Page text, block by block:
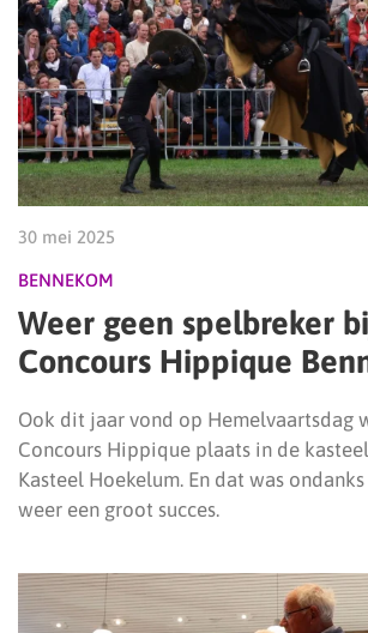
30 mei 2025
BENNEKOM
Weer geen spelbreker
Concours Hippique
Ook dit jaar vond op Hemelvaartsdag
Concours Hippique plaats in de
Kasteel Hoekelum. En dat was
weer een groot succes.